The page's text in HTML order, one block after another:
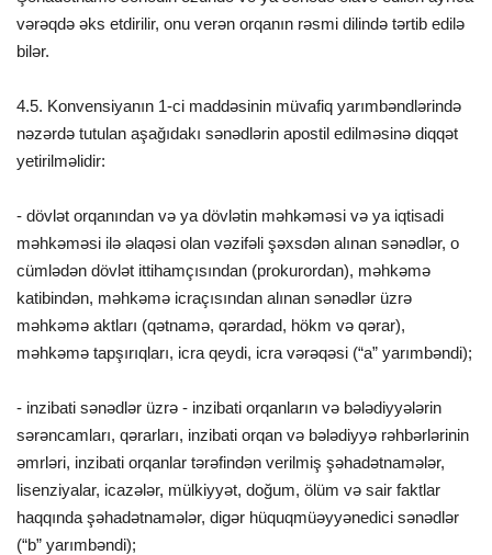
vərəqdə əks etdirilir, onu verən orqanın rəsmi dilində tərtib edilə
bilər.
4.5. Konvensiyanın 1-ci maddəsinin müvafiq yarımbəndlərində
nəzərdə tutulan aşağıdakı sənədlərin apostil edilməsinə diqqət
yetirilməlidir:
- dövlət orqanından və ya dövlətin məhkəməsi və ya iqtisadi
məhkəməsi ilə əlaqəsi olan vəzifəli şəxsdən alınan sənədlər, o
cümlədən dövlət ittihamçısından (prokurordan), məhkəmə
katibindən, məhkəmə icraçısından alınan sənədlər üzrə
məhkəmə aktları (qətnamə, qərardad, hökm və qərar),
məhkəmə tapşırıqları, icra qeydi, icra vərəqəsi (“a” yarımbəndi);
- inzibati sənədlər üzrə - inzibati orqanların və bələdiyyələrin
sərəncamları, qərarları, inzibati orqan və bələdiyyə rəhbərlərinin
əmrləri, inzibati orqanlar tərəfindən verilmiş şəhadətnamələr,
lisenziyalar, icazələr, mülkiyyət, doğum, ölüm və sair faktlar
haqqında şəhadətnamələr, digər hüquqmüəyyənedici sənədlər
(“b” yarımbəndi);